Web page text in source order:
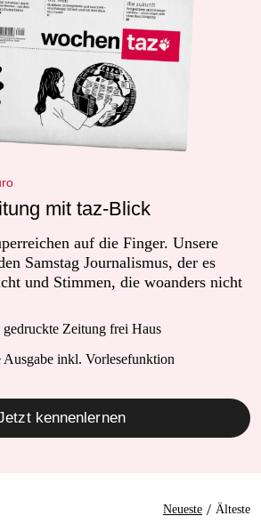
mit taz-Blick
auf die Finger. Unsere
Samstag Journalismus, der es
und Stimmen, die woanders nicht
gedruckte Zeitung frei Haus
Ausgabe inkl. Vorlesefunktion
kennenlernen
Neueste / Älteste